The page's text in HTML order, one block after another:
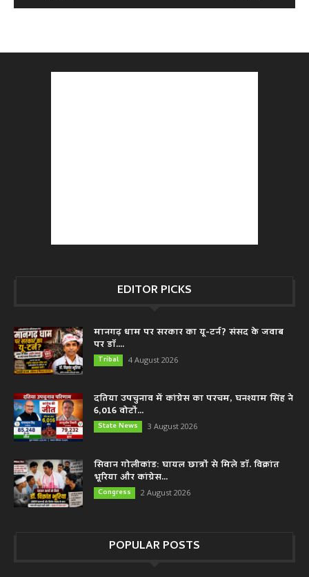
EDITOR PICKS
मानगढ़ धाम पर सरकार का यू-टर्न? संसद के जवाब
पर डॉ....
Tribal 4 August 2026
दतिया उपचुनाव में कांग्रेस का परचम, घनश्याम सिंह ने
6,016 वोटों...
State News 3 August 2026
सिवान गोलीकांड: घायल छात्रों से मिले डॉ. विक्रांत
भूरिया और कांग्रेस...
Congress 2 August 2026
POPULAR POSTS